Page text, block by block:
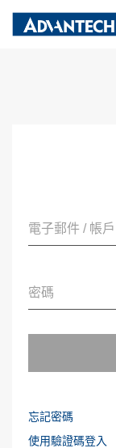
電子郵件 / 帳
密碼
忘記密碼
使用驗證碼登入